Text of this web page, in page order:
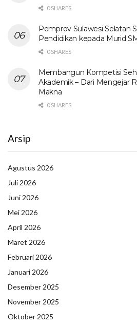
0 SHARES
Pemprov Sulawesi Selatan
Pendidikan kepada Murid
0 SHARES
Membangun Kompetisi
Akademik – Dari Mengejar
Makna
0 SHARES
Arsip
Agustus 2026
Juli 2026
Juni 2026
Mei 2026
April 2026
Maret 2026
Februari 2026
Januari 2026
Desember 2025
November 2025
Oktober 2025